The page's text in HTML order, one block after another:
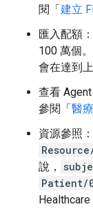
閱「建立
匯入配額
100 萬個
會在達到
查看
參閱「醫
資源參照
說，
Patient/